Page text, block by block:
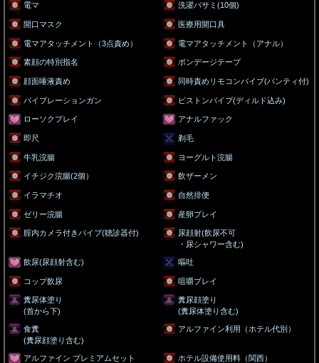
電マ 洗濯バサミ(10個)
開口マスク 医療用開口具
電マアタッチメント（3点責め） 電マアタッチメント（アナル）
素顔の特別指名 ボンデージテープ
顔面唾液責め 同時責めリモコンバイブ(パンティ付)
バイブレーションガン ピストンバイブ(ディルド込み)
ローソクプレイ アナルファック
即尺 剃毛
牛乳浣腸 ヨーグルト浣腸
イチジク浣腸(2個） 飲ザーメン
イラマチオ 自然排便
ゼリー浣腸 産卵プレイ
腟内カメラ付きバイブ(聴診器付)
尿顔射(飲尿不可
・尿シャワー含む)
飲尿(尿顔射含む) 嘔吐
コップ飲尿 咀嚼プレイ
糞尿体塗り
(首から下)
糞尿顔塗り
(糞尿体塗り含む)
食糞
(糞尿顔塗り含む)
アルファイン利用（ホテル代別）
アルファイン プレミアムセット ホテル設備使用料（関西）